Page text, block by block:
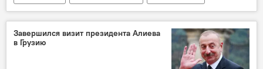
музыка
Баку
Завершился визит президента Алиева
в Грузию